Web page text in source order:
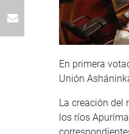
En primera
Unión
La creación del
los ríos